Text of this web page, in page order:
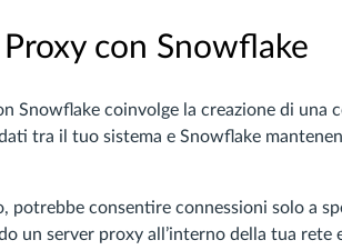
con Snowflake
Snowflake coinvolge la creazione di una
tra il tuo sistema e Snowflake
potrebbe consentire connessioni solo a
un server proxy all’interno della tua rete